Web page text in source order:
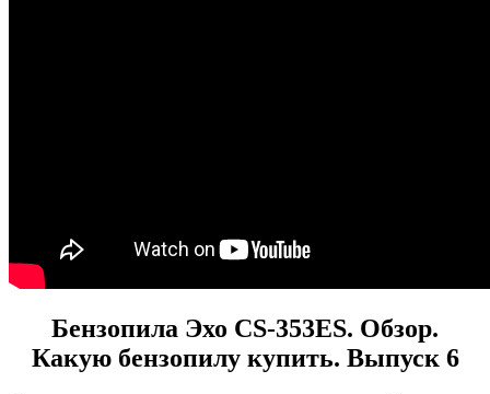
Бензопила Эхо CS-353ES. Обзор.
Какую бензопилу купить. Выпуск 6